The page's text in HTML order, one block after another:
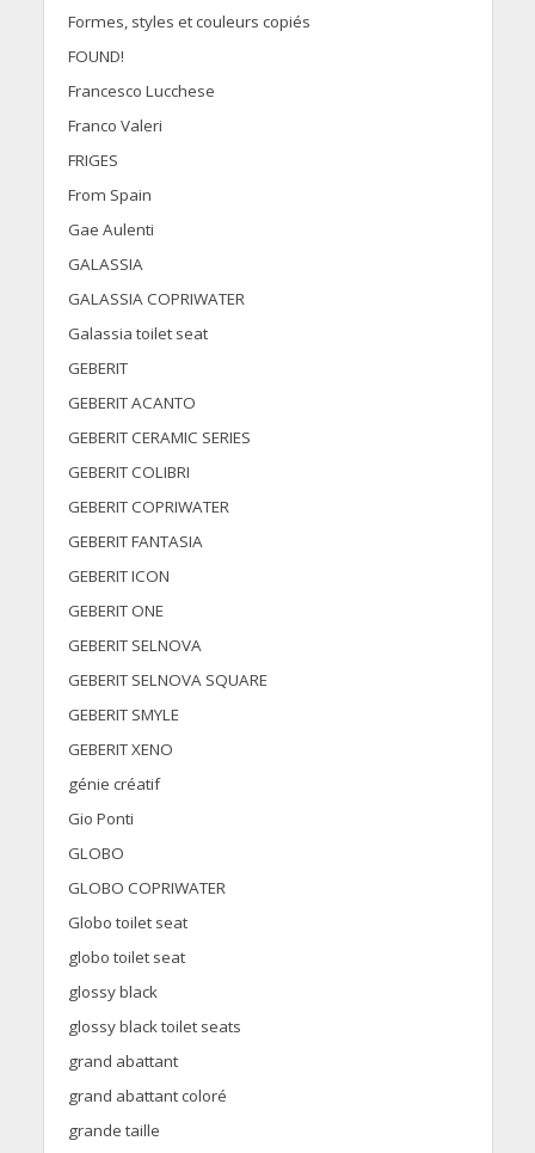
Formes, styles et couleurs copiés
FOUND!
Francesco Lucchese
Franco Valeri
FRIGES
From Spain
Gae Aulenti
GALASSIA
GALASSIA COPRIWATER
Galassia toilet seat
GEBERIT
GEBERIT ACANTO
GEBERIT CERAMIC SERIES
GEBERIT COLIBRI
GEBERIT COPRIWATER
GEBERIT FANTASIA
GEBERIT ICON
GEBERIT ONE
GEBERIT SELNOVA
GEBERIT SELNOVA SQUARE
GEBERIT SMYLE
GEBERIT XENO
génie créatif
Gio Ponti
GLOBO
GLOBO COPRIWATER
Globo toilet seat
globo toilet seat
glossy black
glossy black toilet seats
grand abattant
grand abattant coloré
grande taille